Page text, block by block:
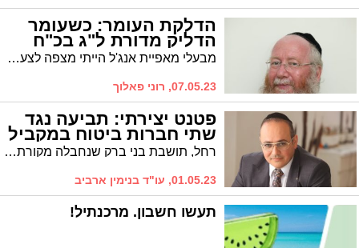
הדלקת העומר: כשעומר
הדליק מדורת ל"ג בכ"ח
מבעלי מאפיית אנג'ל הייתי מצפה לצעד. הם צריכים להכיר מתכונים לא רק של לחם ועוגות אלא גם מתכון של פעילות בתוך מרקם חברתי וציבורי עדין * מעשיו של עמר בר לב טפשיים חמורים ומקוממים * יחד עם זאת כיהודים יר"ש עלינו לפעול במח שליט על הלב
07.05.23, רוני פאלוך
פטנט יצירתי: תביעה נגד
שתי חברות ביטוח במקביל
רחל, תושבת בני ברק שנחבלה מקורת ברזל, נקלעה לדילמה הלכתית באשר לתביעת הפיצויים # עו"ד ארביב הגה עבורה פתרון הלכתי מתוחכם, ובסיום ההליך היא קיבלה 105 אלף שקל פיצוי
01.05.23, עו"ד בנימין ארביב
תעשו חשבון. מרכנתיל!